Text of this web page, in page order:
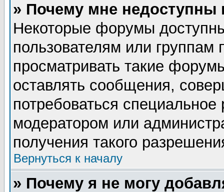
» Почему мне
Некоторые форумы
пользователям или группам
просматривать такие
оставлять сообщения,
потребоваться
модератором или
получения такого
Вернуться к началу
» Почему я не могу